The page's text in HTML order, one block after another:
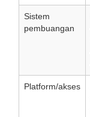
Sistem
pembuangan
Platform/akses